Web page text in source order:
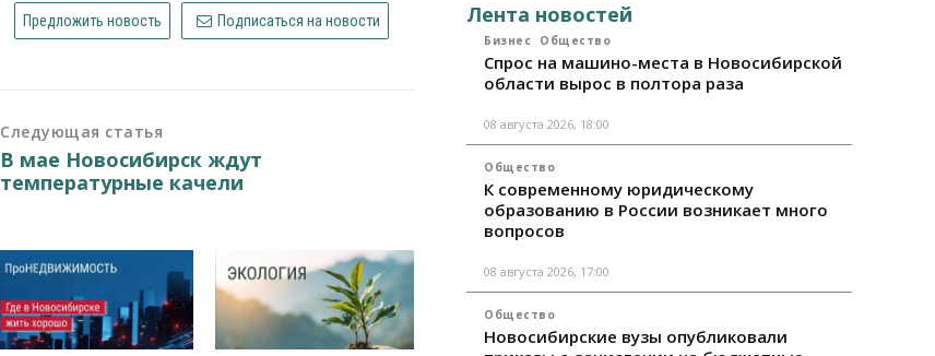
Предложить новость Подписаться на новости
Следующая статья
В мае Новосибирск ждут
температурные качели
Лента новостей
Бизнес Общество
Спрос на машино-места в Новосибирской
области вырос в полтора раза
08 августа 2026, 18:00
Общество
К современному юридическому
образованию в России возникает много
вопросов
08 августа 2026, 17:00
Общество
Новосибирские вузы опубликовали